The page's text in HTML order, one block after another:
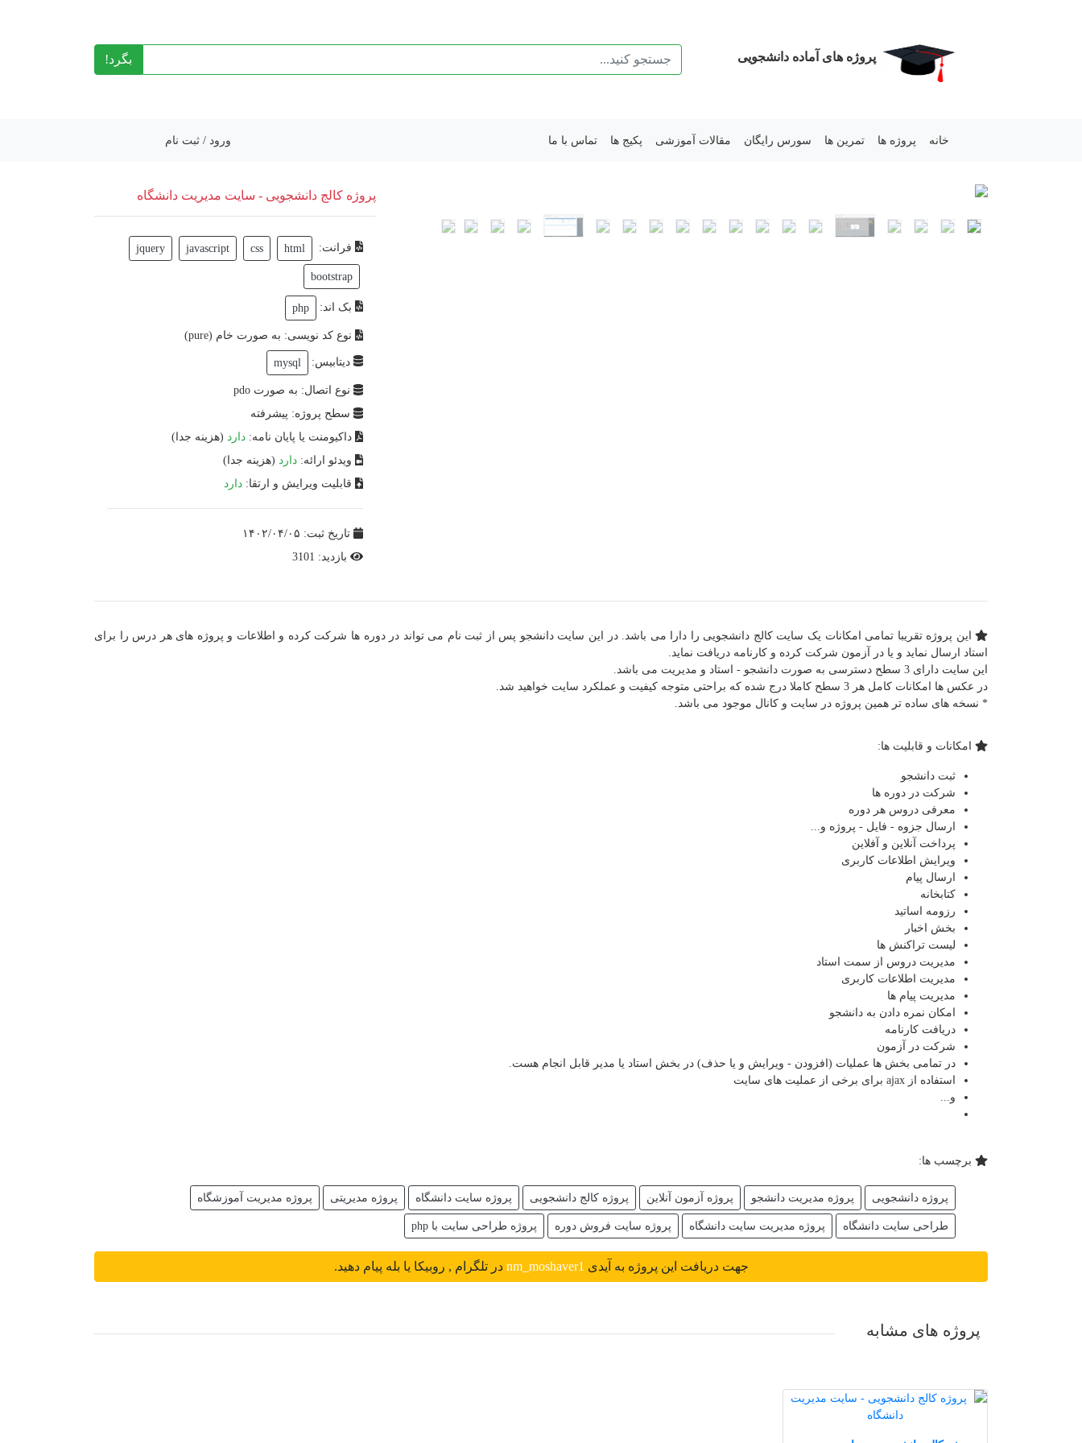
پروژه های آماده دانشجویی بگرد!
خانه پروژه ها تمرین ها سورس رایگان مقالات آموزشی پکیج ها تماس با ما ورود / ثبت نام
پروژه کالج دانشجویی - سایت مدیریت دانشگاه
فرانت: html
css
javascript
jquery
bootstrap
بک اند: php
نوع کد نویسی: به صورت خام (pure)
دیتابیس: mysql
نوع اتصال: به صورت pdo
سطح پروژه: پیشرفته
داکیومنت یا پایان نامه:دارد (هزینه جدا)
ویدئو ارائه:دارد (هزینه جدا)
قابلیت ویرایش و ارتقا:دارد
تاریخ ثبت: ۱۴۰۲/۰۴/۰۵
بازدید: 3101
این پروژه تقریبا تمامی امکانات یک سایت کالج دانشجویی را دارا می باشد. در این سایت دانشجو پس از ثبت نام می تواند در دوره ها شرکت کرده و اطلاعات و پروژه های هر درس را برای
استاد ارسال نماید و یا در آزمون شرکت کرده و کارنامه دریافت نماید.
این سایت دارای 3 سطح دسترسی به صورت دانشجو - استاد و مدیریت می باشد.
در عکس ها امکانات کامل هر 3 سطح کاملا درج شده که براحتی متوجه کیفیت و عملکرد سایت خواهید شد.
* نسخه های ساده تر همین پروژه در سایت و کانال موجود می باشد.
امکانات و قابلیت ها:
ثبت دانشجو
شرکت در دوره ها
معرفی دروس هر دوره
ارسال جزوه - فایل - پروژه و...
پرداخت آنلاین و آفلاین
ویرایش اطلاعات کاربری
ارسال پیام
کتابخانه
رزومه اساتید
بخش اخبار
لیست تراکنش ها
مدیریت دروس از سمت استاد
مدیریت اطلاعات کاربری
مدیریت پیام ها
امکان نمره دادن به دانشجو
دریافت کارنامه
شرکت در آزمون
در تمامی بخش ها عملیات (افزودن - ویرایش و یا حذف) در بخش استاد یا مدیر قابل انجام هست.
استفاده از ajax برای برخی از عملیت های سایت
و...
برچسب ها:
پروژه دانشجویی پروژه مدیریت دانشجو پروژه آزمون آنلاین پروژه کالج دانشجویی پروژه سایت دانشگاه پروژه مدیریتی پروژه مدیریت آموزشگاه
طراحی سایت دانشگاه پروژه مدیریت سایت دانشگاه پروژه سایت فروش دوره پروژه طراحی سایت با php
جهت دریافت این پروژه به آیدی nm_moshaver1 در تلگرام , روبیکا یا بله پیام دهید.
پروژه های مشابه